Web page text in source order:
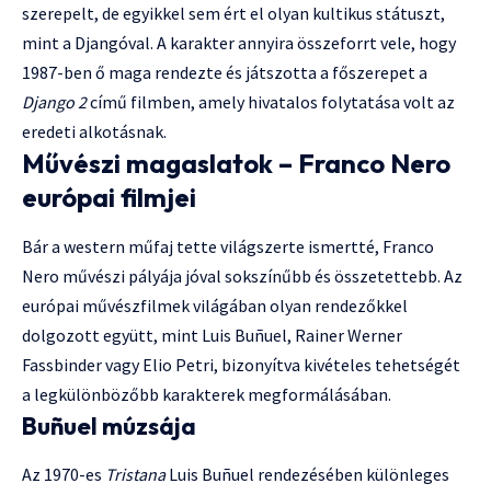
szerepelt, de egyikkel sem ért el olyan kultikus státuszt,
mint a Djangóval. A karakter annyira összeforrt vele, hogy
1987-ben ő maga rendezte és játszotta a főszerepet a
Django 2című filmben, amely hivatalos folytatása volt az
eredeti alkotásnak.
Művészi magaslatok – Franco Nero
európai filmjei
Bár a western műfaj tette világszerte ismertté, Franco
Nero művészi pályája jóval sokszínűbb és összetettebb. Az
európai művészfilmek világában olyan rendezőkkel
dolgozott együtt, mint Luis Buñuel, Rainer Werner
Fassbinder vagy Elio Petri, bizonyítva kivételes tehetségét
a legkülönbözőbb karakterek megformálásában.
Buñuel múzsája
Az 1970-es TristanaLuis Buñuel rendezésében különleges